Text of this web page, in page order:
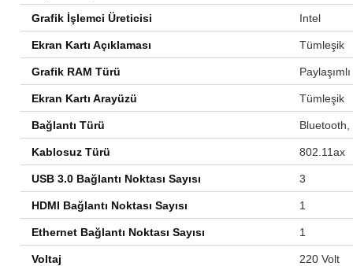
Grafik İşlemci Üreticisi ‎Intel
Ekran Kartı Açıklaması ‎Tümleşik
Grafik RAM Türü ‎Paylaşımlı
Ekran Kartı Arayüzü ‎Tümleşik
Bağlantı Türü ‎Bluetooth,
Kablosuz Türü ‎802.11ax
USB 3.0 Bağlantı Noktası Sayısı ‎3
HDMI Bağlantı Noktası Sayısı ‎1
Ethernet Bağlantı Noktası Sayısı ‎1
Voltaj ‎220 Volt